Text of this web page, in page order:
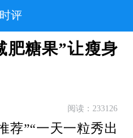
评
肥糖果”让瘦身
阅读：233126
”“一天一粒秀出